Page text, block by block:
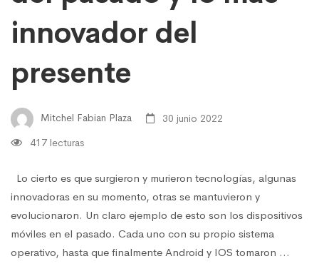
innovador del
presente
Mitchel Fabian Plaza
30 junio 2022
417 lecturas
Lo cierto es que surgieron y murieron tecnologías, algunas
innovadoras en su momento, otras se mantuvieron y
evolucionaron. Un claro ejemplo de esto son los dispositivos
móviles en el pasado. Cada uno con su propio sistema
operativo, hasta que finalmente Android y IOS tomaron …